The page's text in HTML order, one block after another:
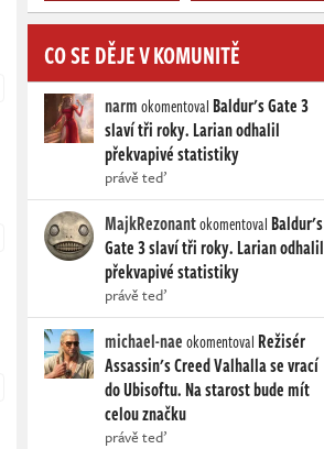
CO SE DĚJE V KOMUNITĚ
narmokomentoval Baldur's Gate 3
slaví tři roky. Larian odhalil
překvapivé statistiky
právě teď
MajkRezonantokomentoval Baldur's
Gate 3 slaví tři roky. Larian odhalil
překvapivé statistiky
právě teď
michael-naeokomentoval Režisér
Assassin's Creed Valhalla se vrací
do Ubisoftu. Na starost bude mít
celou značku
právě teď